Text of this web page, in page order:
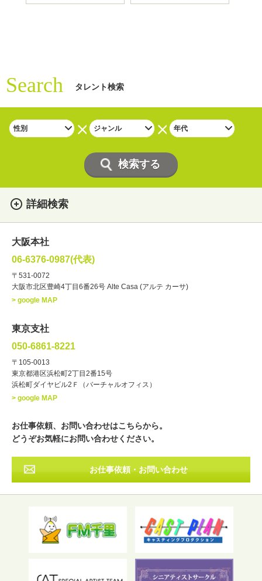
Search タレント検索
詳細検索
・性別
・ジャンル
ナレーター レポーター
・年齢
・出身地 北海道 東北
その他
フリーワード検索
大阪本社
06-6376-0987(代表)
〒531-0072
大阪市北区豊崎4丁目6番26号 Alte Casa (アルテ カーサ)
> google MAP
東京支社
050-6861-8221
〒105-0013
東京都港区浜松町2丁目2番15号
浜松町ダイヤビル2Ｆ（バーチャルオフィス）
> google MAP
お仕事依頼、お問い合わせはこちらから。
どうぞお気軽にお問い合わせください。
お仕事依頼・お問い合わせ